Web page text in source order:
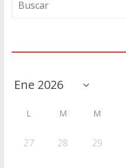
L M M
27 28 29